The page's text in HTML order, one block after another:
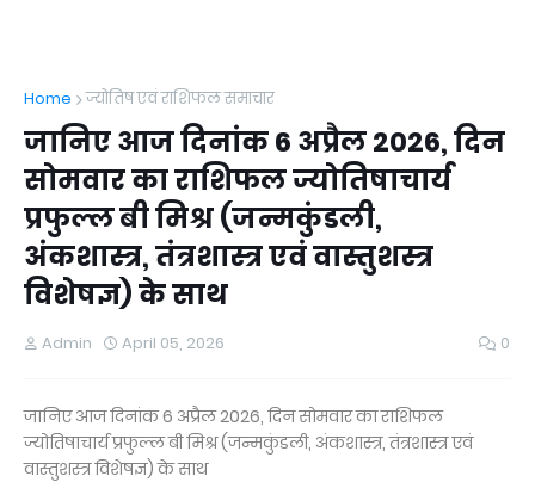
Home ज्योतिष एवं राशिफल समाचार
जानिए आज दिनांक 6 अप्रैल 2026, दिन
सोमवार का राशिफल ज्योतिषाचार्य
प्रफुल्ल बी मिश्र (जन्मकुंडली,
अंकशास्त्र, तंत्रशास्त्र एवं वास्तुशस्त्र
विशेषज्ञ) के साथ
Admin April 05, 2026 0
जानिए आज दिनांक 6 अप्रैल 2026, दिन सोमवार का राशिफल
ज्योतिषाचार्य प्रफुल्ल बी मिश्र (जन्मकुंडली, अंकशास्त्र, तंत्रशास्त्र एवं
वास्तुशस्त्र विशेषज्ञ) के साथ